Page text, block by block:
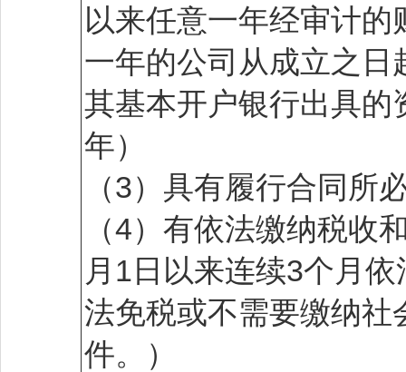
以来任意一年经审计
一年的公司从成立之
其基本开户银行出具的
年）
（3）具有履行合同所
（4）有依法缴纳税收
月1日以来连续3个月
法免税或不需要缴纳社
件。）